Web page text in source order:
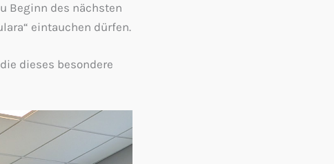
Beginn des nächsten
eintauchen dürfen.
dieses besondere